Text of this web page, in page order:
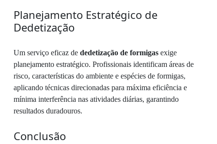
Planejamento Estratégico de
Dedetização
Um serviço eficaz de dedetização de formigas exige
planejamento estratégico. Profissionais identificam áreas de
risco, características do ambiente e espécies de formigas,
aplicando técnicas direcionadas para máxima eficiência e
mínima interferência nas atividades diárias, garantindo
resultados duradouros.
Conclusão